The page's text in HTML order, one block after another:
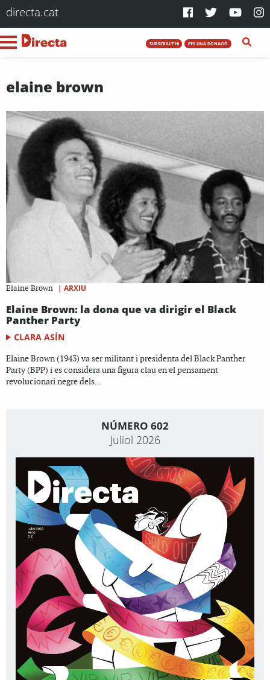
directa.cat
SUBSCRIU-T'HI FES UNA DONACIÓ
elaine brown
Elaine Brown | ARXIU
Elaine Brown: la dona que va dirigir el Black
Panther Party
CLARA ASÍN
Elaine Brown (1943) va ser militant i presidenta del Black Panther
Party (BPP) i es considera una figura clau en el pensament
revolucionari negre dels...
NÚMERO 602
Juliol 2026